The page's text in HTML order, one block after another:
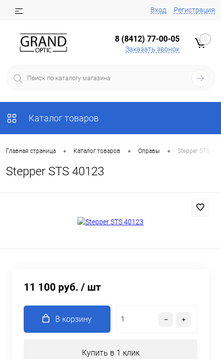
Вход Регистрация
8 (8412) 77-00-05
Заказать звонок
0
Каталог товаров
Главная страница • Каталог товаров • Оправы • Stepper STS
Stepper STS 40123
11 100 руб. / шт
В корзину
Купить в 1 клик